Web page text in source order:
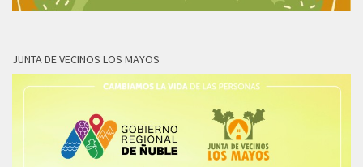
JUNTA DE VECINOS LOS MAYOS